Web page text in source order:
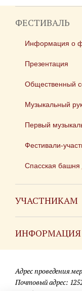
ФЕСТИВАЛЬ
Информация о
Презентация
Общественный
Музыкальный
Первый
Фестивали-
Спасская башня
УЧАСТНИКАМ
ИНФОРМАЦИЯ
Для СМИ
Адрес проведения
Почтовый адрес: